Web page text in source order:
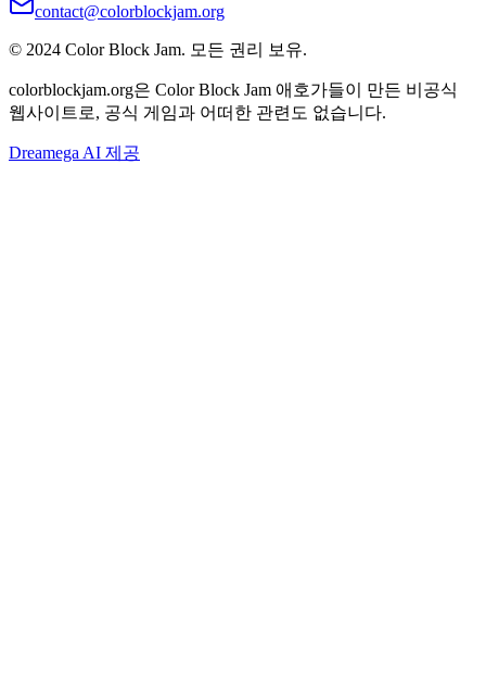
contact@colorblockjam.org
© 2024 Color Block Jam. 모든 권리 보유.
colorblockjam.org은 Color Block Jam 애호가들이 만든 비공식
웹사이트로, 공식 게임과 어떠한 관련도 없습니다.
Dreamega AI 제공